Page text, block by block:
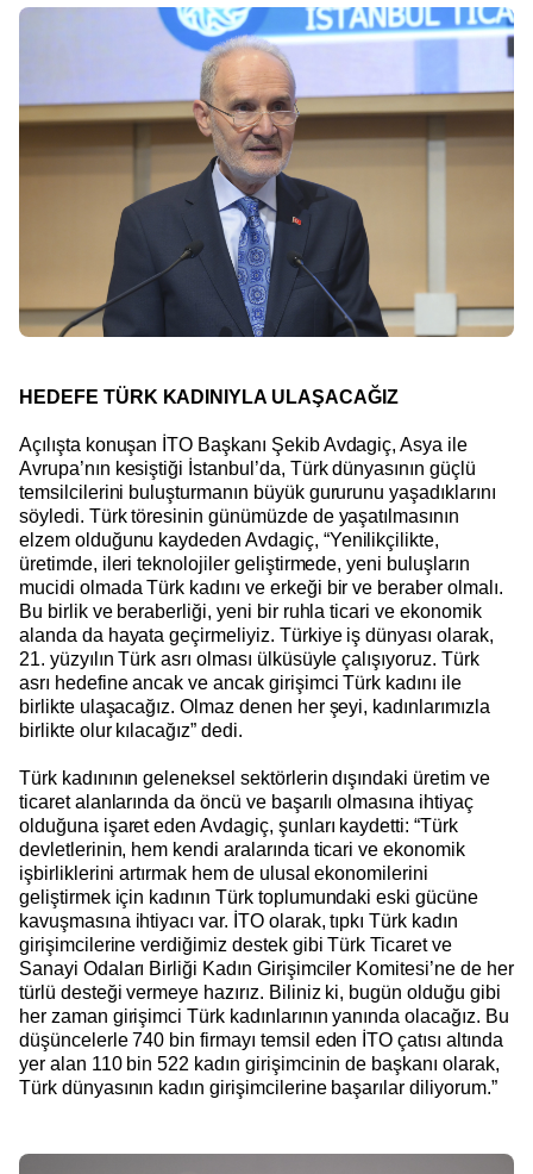
HEDEFE TÜRK KADINIYLA ULAŞACAĞIZ
Açılışta konuşan İTO Başkanı Şekib Avdagiç, Asya ile
Avrupa’nın kesiştiği İstanbul’da, Türk dünyasının güçlü
temsilcilerini buluşturmanın büyük gururunu yaşadıklarını
söyledi. Türk töresinin günümüzde de yaşatılmasının
elzem olduğunu kaydeden Avdagiç, “Yenilikçilikte,
üretimde, ileri teknolojiler geliştirmede, yeni buluşların
mucidi olmada Türk kadını ve erkeği bir ve beraber olmalı.
Bu birlik ve beraberliği, yeni bir ruhla ticari ve ekonomik
alanda da hayata geçirmeliyiz. Türkiye iş dünyası olarak,
21. yüzyılın Türk asrı olması ülküsüyle çalışıyoruz. Türk
asrı hedefine ancak ve ancak girişimci Türk kadını ile
birlikte ulaşacağız. Olmaz denen her şeyi, kadınlarımızla
birlikte olur kılacağız” dedi.
Türk kadınının geleneksel sektörlerin dışındaki üretim ve
ticaret alanlarında da öncü ve başarılı olmasına ihtiyaç
olduğuna işaret eden Avdagiç, şunları kaydetti: “Türk
devletlerinin, hem kendi aralarında ticari ve ekonomik
işbirliklerini artırmak hem de ulusal ekonomilerini
geliştirmek için kadının Türk toplumundaki eski gücüne
kavuşmasına ihtiyacı var. İTO olarak, tıpkı Türk kadın
girişimcilerine verdiğimiz destek gibi Türk Ticaret ve
Sanayi Odaları Birliği Kadın Girişimciler Komitesi’ne de her
türlü desteği vermeye hazırız. Biliniz ki, bugün olduğu gibi
her zaman girişimci Türk kadınlarının yanında olacağız. Bu
düşüncelerle 740 bin firmayı temsil eden İTO çatısı altında
yer alan 110 bin 522 kadın girişimcinin de başkanı olarak,
Türk dünyasının kadın girişimcilerine başarılar diliyorum.”